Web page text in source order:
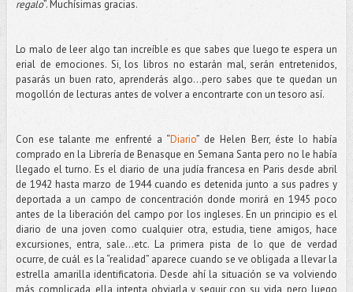
regalo”. Muchísimas gracias.
Lo malo de leer algo tan increíble es que sabes que luego te espera un
erial de emociones. Si, los libros no estarán mal, serán entretenidos,
pasarás un buen rato, aprenderás algo…pero sabes que te quedan un
mogollón de lecturas antes de volver a encontrarte con un tesoro así.
Con ese talante me enfrenté a “Diario” de Helen Berr, éste lo había
comprado en la Librería de Benasque en Semana Santa pero no le había
llegado el turno. Es el diario de una judía francesa en Paris desde abril
de 1942 hasta marzo de 1944 cuando es detenida junto a sus padres y
deportada a un campo de concentración donde morirá en 1945 poco
antes de la liberación del campo por los ingleses. En un principio es el
diario de una joven como cualquier otra, estudia, tiene amigos, hace
excursiones, entra, sale...etc. La primera pista de lo que de verdad
ocurre, de cuál es la “realidad” aparece cuando se ve obligada a llevar la
estrella amarilla identificatoria. Desde ahí la situación se va volviendo